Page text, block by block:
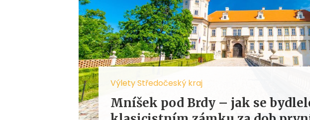
Výlety Středočeský kraj
Mníšek pod Brdy – jak se